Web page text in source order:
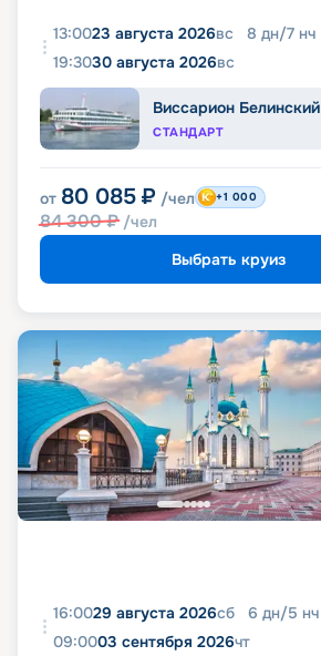
13:0023 августа 2026вс 8 дн/7 нч
19:3030 августа 2026вс
Виссарион Белинский
СТАНДАРТ
от 80 085 ₽ /чел
84 300₽ /чел
+1 000
Выбрать круиз
16:0029 августа 2026сб 6 дн/5 нч
09:0003 сентября 2026чт